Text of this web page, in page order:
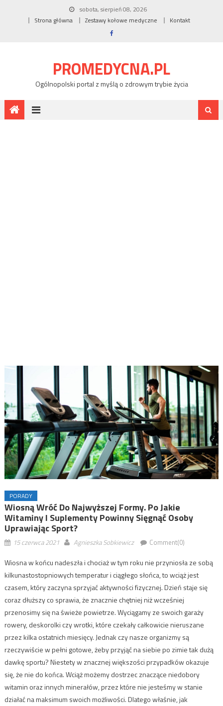
sobota, sierpień 08, 2026
Strona główna
Zestawy kołowe medyczne Kontakt
PROMEDYCNA.PL
Ogólnopolski portal z myślą o zdrowym trybie życia
PORADY
Wiosną Wróć Do Najwyższej Formy. Po Jakie
Witaminy I Suplementy Powinny Sięgnąć Osoby
Uprawiając Sport?
15 czerwca 2021 Agnieszka Sobkiewicz Comment(0)
Wiosna w końcu nadeszła i chociaż w tym roku nie przyniosła ze sobą
kilkunastostopniowych temperatur i ciągłego słońca, to wciąż jest
czasem, który zaczyna sprzyjać aktywności fizycznej. Dzień staje się
coraz dłuższy co sprawia, że znacznie chętniej niż wcześniej
przenosimy się na świeże powietrze. Wyciągamy ze swoich garaży
rowery, deskorolki czy wrotki, które czekały całkowicie nieruszane
przez kilka ostatnich miesięcy. Jednak czy nasze organizmy są
rzeczywiście w pełni gotowe, żeby przyjąć na siebie po zimie tak dużą
dawkę sportu? Niestety w znacznej większości przypadków okazuje
się, że nie do końca. Wciąż możemy dostrzec znaczące niedobory
witamin oraz innych minerałów, przez które nie jesteśmy w stanie
działać na maksimum swoich możliwości. Dlatego właśnie, jak